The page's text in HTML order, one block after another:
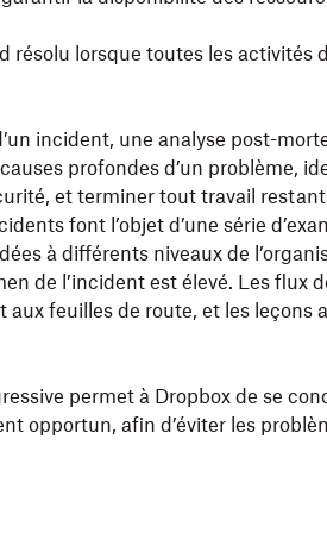
résolu lorsque toutes les activités
incident, une analyse post-
profondes d’un problème,
et terminer tout travail
font l’objet d’une série
à différents niveaux de
de l’incident est élevé. Les flux
aux feuilles de route, et les leçons
permet à Dropbox de se
opportun, afin d’éviter les